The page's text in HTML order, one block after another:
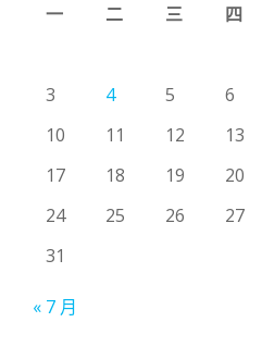
一
二 三 四
3
4 5 6
10
11 12 13
17
18 19 20
24
25 26 27
31
« 7 月